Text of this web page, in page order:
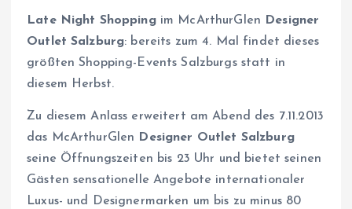
Late Night Shoppingim McArthurGlen Designer
Outlet Salzburg: bereits zum 4. Mal findet dieses
größten Shopping-Events Salzburgs statt in
diesem Herbst.
Zu diesem Anlass erweitert am Abend des 7.11.2013
das McArthurGlen Designer Outlet Salzburg
seine Öffnungszeiten bis 23 Uhr und bietet seinen
Gästen sensationelle Angebote internationaler
Luxus- und Designermarken um bis zu minus 80